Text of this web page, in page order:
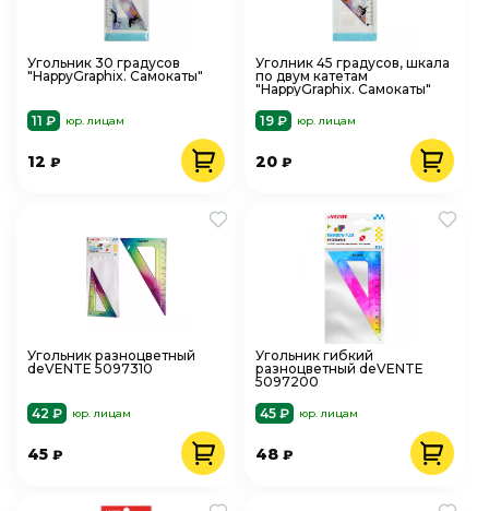
Угольник 30 градусов
"HappyGraphix. Самокаты"
11 ₽ юр. лицам
12 ₽
Уголник 45 градусов, шкала
по двум катетам
"HappyGraphix. Самокаты"
19 ₽
юр. лицам
20₽
Угольник разноцветный
deVENTE 5097310
42 ₽ юр. лицам
45 ₽
Угольник гибкий
разноцветный deVENTE
5097200
45 ₽
юр. лицам
48₽